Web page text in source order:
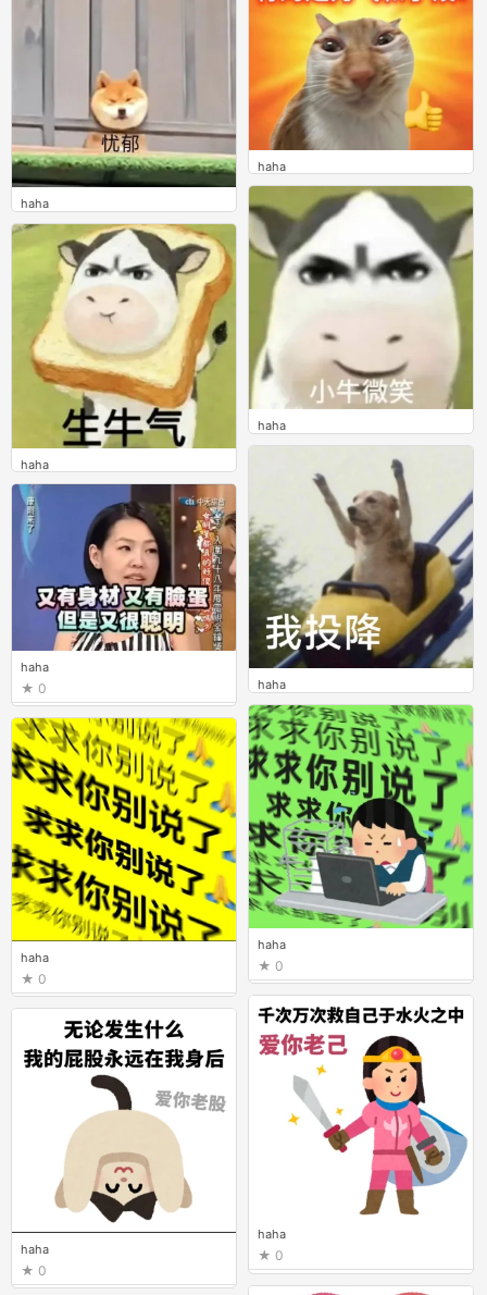
haha
0
haha
0
haha
0
haha
0
haha
0
haha
0
haha
0
haha
0
haha
0
haha
0